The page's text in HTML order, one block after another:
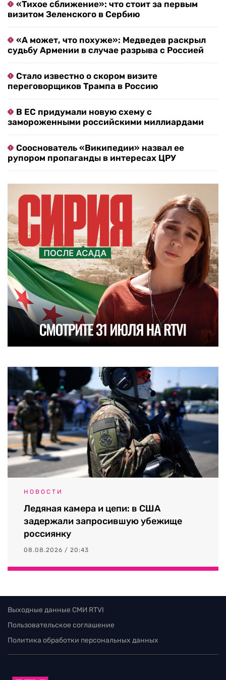
«Тихое сближение»: что стоит за первым
визитом Зеленского в Сербию
«А может, что похуже»: Медведев раскрыл
судьбу Армении в случае разрыва с Россией
Стало известно о скором визите
переговорщиков Трампа в Россию
В ЕС придумали новую схему с
замороженными российскими миллиардами
Сооснователь «Википедии» назвал ее
рупором пропаганды в интересах ЦРУ
НОВОСТИ
Ледяная камера и цепи: в США
задержали запросившую убежище
россиянку
08.08.2026 / 20:43
Выходные данные СМИ RTVI
Пользовательское соглашение
Политика обработки персональных данных